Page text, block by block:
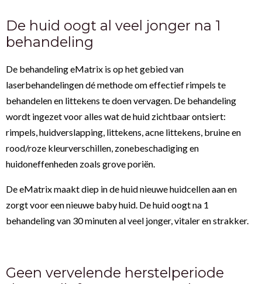
De huid oogt al veel jonger na 1
behandeling
De behandeling eMatrix is op het gebied van
laserbehandelingen dé methode om effectief rimpels te
behandelen en littekens te doen vervagen. De behandeling
wordt ingezet voor alles wat de huid zichtbaar ontsiert:
rimpels, huidverslapping, littekens, acne littekens, bruine en
rood/roze kleurverschillen, zonebeschadiging en
huidoneffenheden zoals grove poriën.
De eMatrix maakt diep in de huid nieuwe huidcellen aan en
zorgt voor een nieuwe baby huid. De huid oogt na 1
behandeling van 30 minuten al veel jonger, vitaler en strakker.
Geen vervelende herstelperiode